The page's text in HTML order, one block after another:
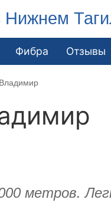
Нижнем
Фибра Отзывы
Владимир
метров.